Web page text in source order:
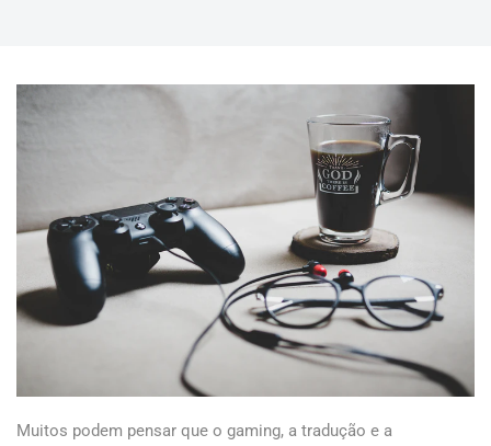
Muitos podem pensar que o gaming, a tradução e a